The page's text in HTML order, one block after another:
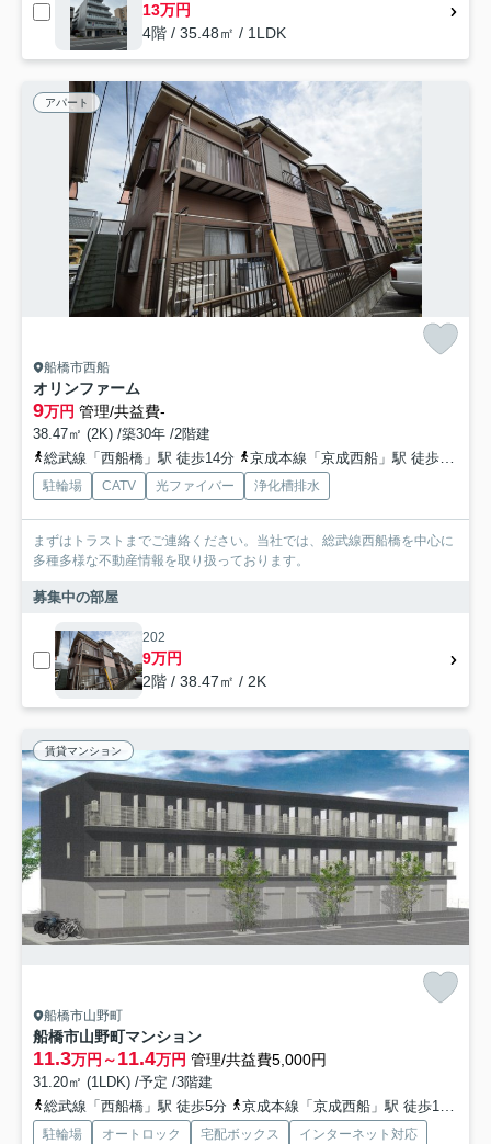
13万円
4階 / 35.48㎡ / 1LDK
アパート
船橋市西船
オリンファーム
9万円 管理/共益費-
38.47㎡ (2K) /築30年 /2階建
総武線「西船橋」駅 徒歩14分
京成本線「京成西船」駅 徒歩10分
駐輪場 CATV 光ファイバー 浄化槽排水
まずはトラストまでご連絡ください。当社では、総武線西船橋を中心に
多種多様な不動産情報を取り扱っております。
募集中の部屋
202
9万円
2階 / 38.47㎡ / 2K
賃貸マンション
船橋市山野町
船橋市山野町マンション
11.3万円～11.4万円 管理/共益費5,000円
31.20㎡ (1LDK) /予定 /3階建
総武線「西船橋」駅 徒歩5分
京成本線「京成西船」駅 徒歩11分
駐輪場 オートロック 宅配ボックス
インターネット対応